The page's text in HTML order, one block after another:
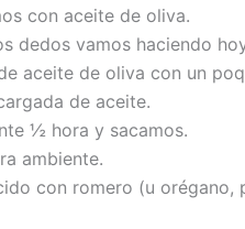
con aceite de oliva.
dedos vamos haciendo
aceite de oliva con un
de aceite.
½ hora y sacamos.
ambiente.
con romero (u orégano,